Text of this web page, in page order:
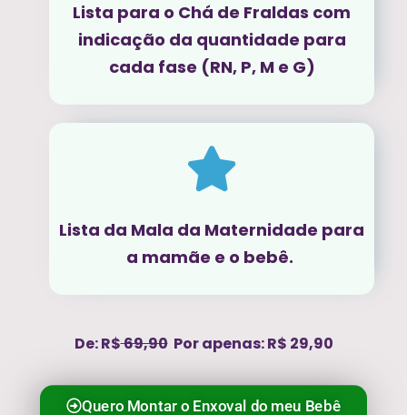
Lista para o Chá de Fraldas com
indicação da quantidade para
cada fase (RN, P, M e G)
Lista da Mala da Maternidade para
a mamãe e o bebê.
De: R$69,90 Por apenas: R$ 29,90
Quero Montar o Enxoval do meu Bebê